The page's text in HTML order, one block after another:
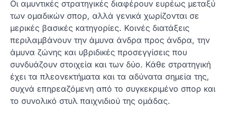
Οι αμυντικές στρατηγικές διαφέρουν ευρέως μεταξύ
των ομαδικών σπορ, αλλά γενικά χωρίζονται σε
μερικές βασικές κατηγορίες. Κοινές διατάξεις
περιλαμβάνουν την άμυνα άνδρα προς άνδρα, την
άμυνα ζώνης και υβριδικές προσεγγίσεις που
συνδυάζουν στοιχεία και των δύο. Κάθε στρατηγική
έχει τα πλεονεκτήματα και τα αδύνατα σημεία της,
συχνά επηρεαζόμενη από το συγκεκριμένο σπορ και
το συνολικό στυλ παιχνιδιού της ομάδας.